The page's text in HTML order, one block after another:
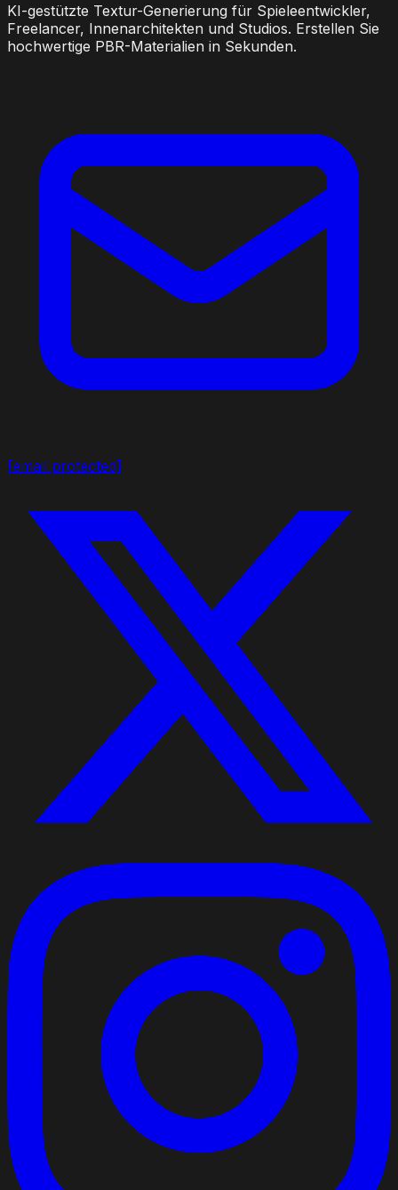
KI-gestützte Textur-Generierung für Spieleentwickler,
Freelancer, Innenarchitekten und Studios. Erstellen Sie
hochwertige PBR-Materialien in Sekunden.
[email protected]